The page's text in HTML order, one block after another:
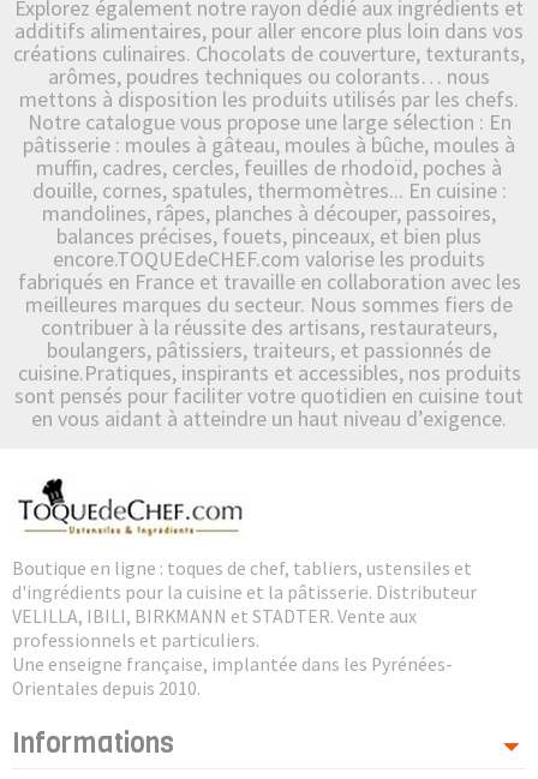
Explorez également notre rayon dédié aux ingrédients et
additifs alimentaires, pour aller encore plus loin dans vos
créations culinaires. Chocolats de couverture, texturants,
arômes, poudres techniques ou colorants… nous
mettons à disposition les produits utilisés par les chefs.
Notre catalogue vous propose une large sélection : En
pâtisserie : moules à gâteau, moules à bûche, moules à
muffin, cadres, cercles, feuilles de rhodoïd, poches à
douille, cornes, spatules, thermomètres... En cuisine :
mandolines, râpes, planches à découper, passoires,
balances précises, fouets, pinceaux, et bien plus
encore.TOQUEdeCHEF.com valorise les produits
fabriqués en France et travaille en collaboration avec les
meilleures marques du secteur. Nous sommes fiers de
contribuer à la réussite des artisans, restaurateurs,
boulangers, pâtissiers, traiteurs, et passionnés de
cuisine.Pratiques, inspirants et accessibles, nos produits
sont pensés pour faciliter votre quotidien en cuisine tout
en vous aidant à atteindre un haut niveau d’exigence.
Boutique en ligne : toques de chef, tabliers, ustensiles et
d'ingrédients pour la cuisine et la pâtisserie. Distributeur
VELILLA, IBILI, BIRKMANN et STADTER. Vente aux
professionnels et particuliers.
Une enseigne française, implantée dans les Pyrénées-
Orientales depuis 2010.
Informations